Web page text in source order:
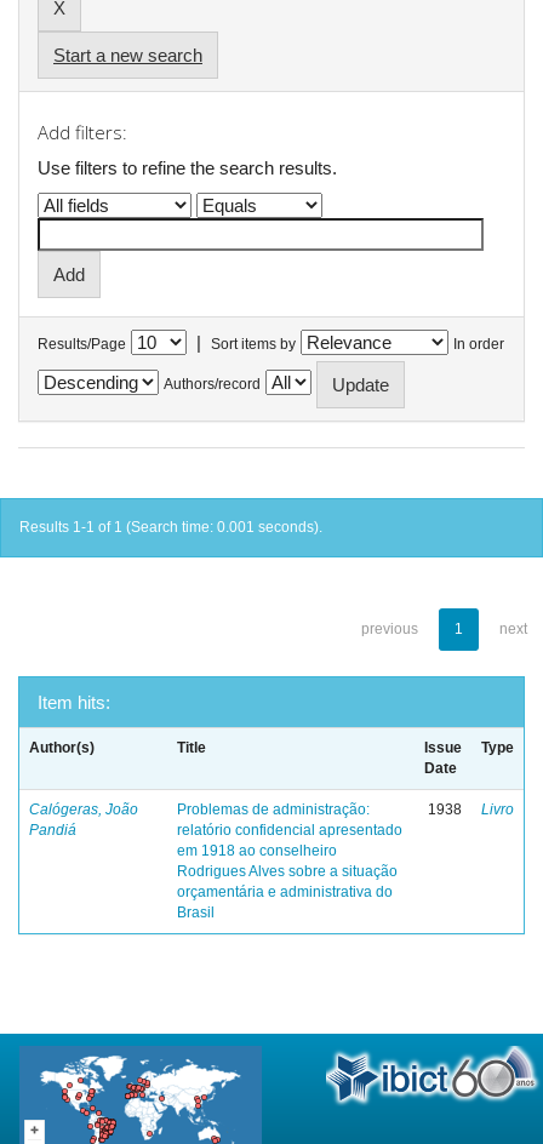
Start a new search
Add filters:
Use filters to refine the search results.
Results/Page | Sort items by In order
Authors/record
Results 1-1 of 1 (Search time: 0.001 seconds).
previous 1 next
Item hits:
Author(s) Title
Issue
Date
Type
Calógeras, João
Pandiá
Problemas de administração:
relatório confidencial apresentado
em 1918 ao conselheiro
Rodrigues Alves sobre a situação
orçamentária e administrativa do
Brasil
1938 Livro